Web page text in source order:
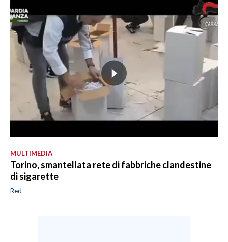
MULTIMEDIA
Torino, smantellata rete di fabbriche clandestine
di sigarette
Red